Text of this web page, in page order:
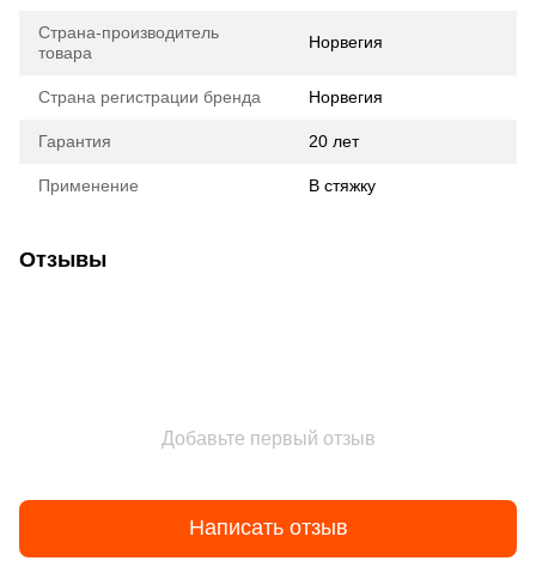
Страна-производитель
товара
Норвегия
Страна регистрации бренда Норвегия
Гарантия 20 лет
Применение В стяжку
Отзывы
Добавьте первый отзыв
Написать отзыв